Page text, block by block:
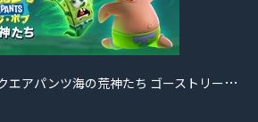
ス
ポンジ・ボブ・スクエアパンツ海の荒神たち ゴーストリーデジタルエディション